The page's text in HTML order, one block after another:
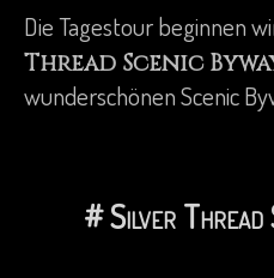
Die Tagestour beginnen
Thread Scenic
wunderschönen Scenic
# Silver Thread